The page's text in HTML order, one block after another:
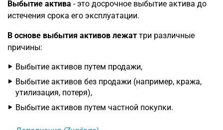
Выбытие актива - это досрочное выбытие актива до
истечения срока его эксплуатации.
В основе выбытия активов лежат три различные
причины:
Выбытие активов путем продажи,
Выбытие активов без продажи (например, кража,
утилизация, потеря),
Выбытие активов путем частной покупки.